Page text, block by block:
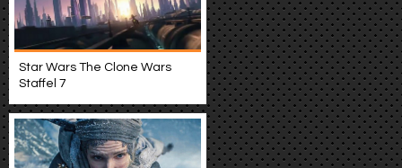
Star Wars The Clone Wars
Staffel 7